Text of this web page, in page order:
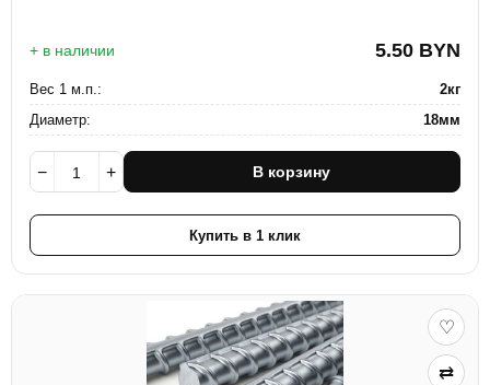
+ в наличии 5.50 BYN
Вес 1 м.п.:
2кг
Диаметр:
18мм
− + В корзину
Купить в 1 клик
♡
⇄